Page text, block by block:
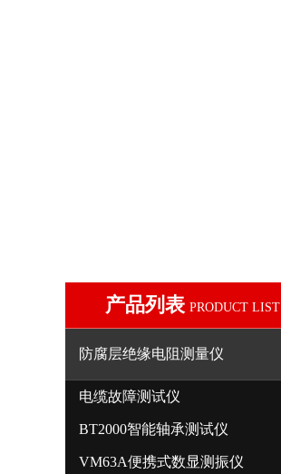
产品列表 PRODUCT LIST
防腐层绝缘电阻测量仪
电缆故障测试仪
BT2000智能轴承测试仪
VM63A便携式数显测振仪